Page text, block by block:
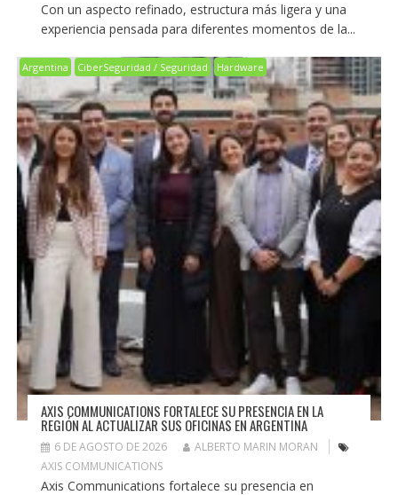
Con un aspecto refinado, estructura más ligera y una
experiencia pensada para diferentes momentos de la...
Argentina CiberSeguridad / Seguridad Hardware
AXIS COMMUNICATIONS FORTALECE SU PRESENCIA EN LA
REGIÓN AL ACTUALIZAR SUS OFICINAS EN ARGENTINA
6 DE AGOSTO DE 2026
ALBERTO MARIN MORAN
AXIS COMMUNICATIONS
Axis Communications fortalece su presencia en